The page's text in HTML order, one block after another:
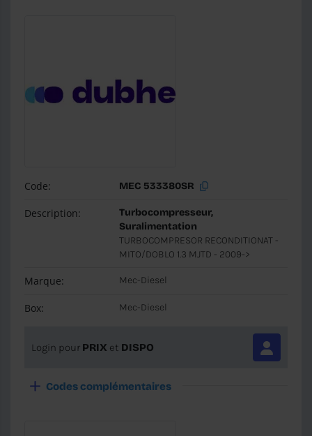
Code: MEC 533380SR
Description:
Turbocompresseur,
Suralimentation
TURBOCOMPRESOR RECONDITIONAT -
MITO/DOBLO 1.3 MJTD - 2009->
Marque: Mec-Diesel
Box: Mec-Diesel
Login pour PRIX et DISPO
Codes complémentaires